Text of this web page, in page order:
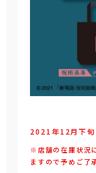
2021年12月下旬
※店舗の在庫状況
ますので予めご了